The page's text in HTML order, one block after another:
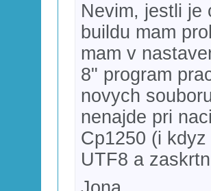
Nevim, jestli je
buildu mam
mam v
8" program
novych
nenajde pri
Cp1250 (i
UTF8 a